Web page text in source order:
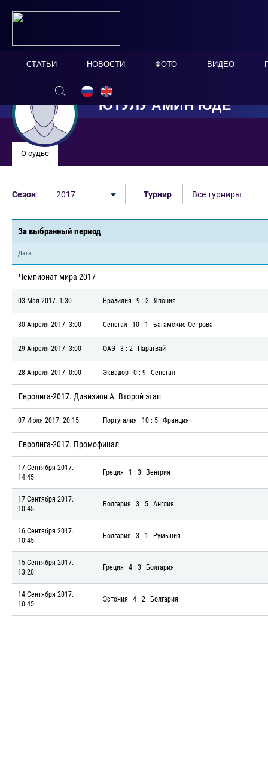
СТАТЬИ НОВОСТИ ФОТО ВИДЕО
ЮТУЛУ АМИН ЮДЕ
О судье
Сезон 2017 Турнир Все турниры
За выбранный период
Дата
Чемпионат мира 2017
03 Мая 2017. 1:30 Бразилия 9 : 3 Япония
30 Апреля 2017. 3:00 Сенегал 10 : 1 Багамские Острова
29 Апреля 2017. 3:00 ОАЭ 3 : 2 Парагвай
28 Апреля 2017. 0:00 Эквадор 0 : 9 Сенегал
Евролига-2017. Дивизион А. Второй этап
07 Июля 2017. 20:15 Португалия 10 : 5 Франция
Евролига-2017. Промофинал
17 Сентября 2017.
14:45
Греция 1 : 3 Венгрия
17 Сентября 2017.
10:45
Болгария 3 : 5 Англия
16 Сентября 2017.
10:45
Болгария 3 : 1 Румыния
15 Сентября 2017.
13:20
Греция 4 : 3 Болгария
14 Сентября 2017.
10:45
Эстония 4 : 2 Болгария